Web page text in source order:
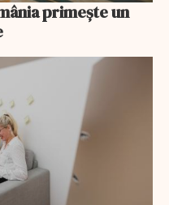
primește un